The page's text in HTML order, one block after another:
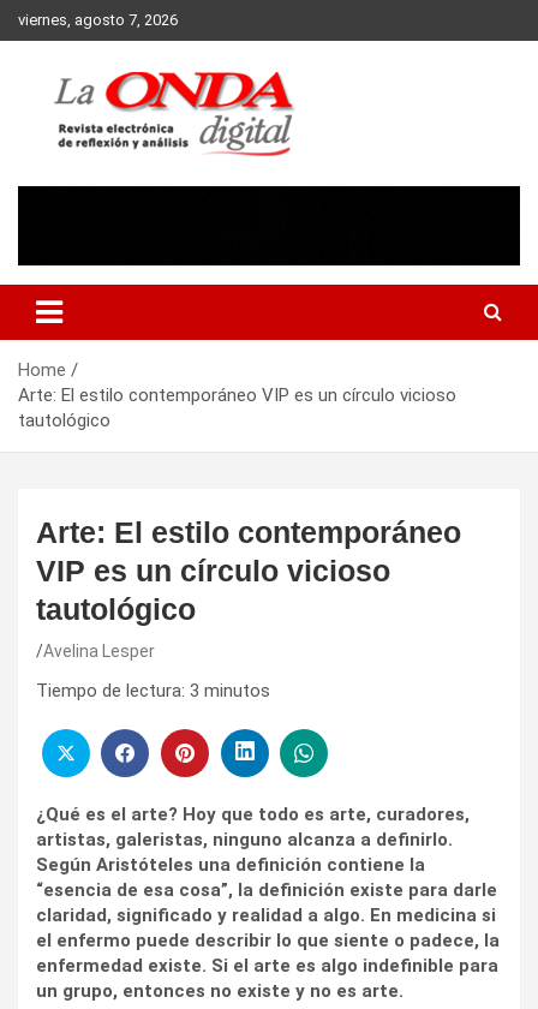
Skip
to
viernes, agosto 7, 2026
Home
Arte: El estilo contemporáneo VIP es un círculo vicioso
tautológico
Arte: El estilo contemporáneo
VIP es un círculo vicioso
tautológico
Avelina Lesper
Tiempo de lectura: 3 minutos
¿Qué es el arte? Hoy que todo es arte, curadores,
artistas, galeristas, ninguno alcanza a definirlo.
Según Aristóteles una definición contiene la
“esencia de esa cosa”, la definición existe para darle
claridad, significado y realidad a algo. En medicina si
el enfermo puede describir lo que siente o padece, la
enfermedad existe. Si el arte es algo indefinible para
un grupo, entonces no existe y no es arte.